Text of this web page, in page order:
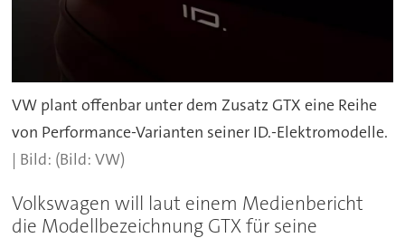
VW plant offenbar unter dem Zusatz GTX eine Reihe
von Performance-Varianten seiner ID.-Elektromodelle.
(Bild: VW)
Volkswagen will laut einem Medienbericht
die Modellbezeichnung GTX für seine